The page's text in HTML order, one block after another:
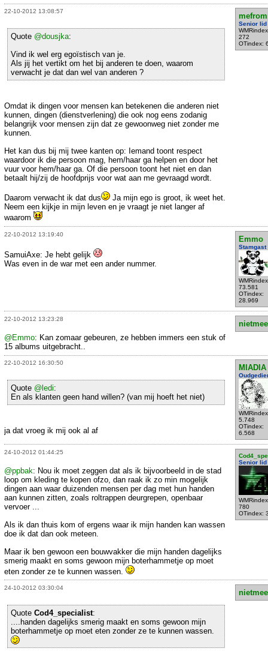
22-10-2012 13:08:57
Senior lid
272
OTindex:
Quote @dousjka:
Vind ik wel erg egoïstisch van je.
Als jij het vertikt om het bij anderen te doen, waarom
verwacht je dat dan wel van anderen ?
Omdat ik dingen voor mensen kan betekenen die anderen niet
kunnen, dingen (dienstverlening) die ook nog eens zodanig
belangrijk voor mensen zijn dat ze gewoonweg niet zonder me
kunnen.
Het kan dus bij mij twee kanten op: Iemand toont respect
waardoor ik die persoon mag, hem/haar ga helpen en door het
vuur voor hem/haar ga. Of die persoon toont het niet en dan
betaalt hij/zij de hoofdprijs voor wat aan me gevraagd wordt.
Daarom verwacht ik dat dus
Ja mijn ego is groot, ik weet het.
Neem een kijkje in mijn leven en je vraagt je niet langer af
waarom
22-10-2012 13:19:40
Emmo
Stamgast
73.581
OTindex:
28.969
SamuiAxe: Je hebt gelijk
Was even in de war met een ander nummer.
22-10-2012 13:23:28
@Emmo: Kan zomaar gebeuren, ze hebben immers een stuk of
15 albums uitgebracht..
22-10-2012 16:30:50
MIADIA
5.748
OTindex:
6.568
Quote @ledi:
En als klanten geen hand willen? (van mij hoeft het niet)
ja dat vroeg ik mij ook al af
24-10-2012 01:44:25
Senior lid
780
OTindex:
@ppbak: Nou ik moet zeggen dat als ik bijvoorbeeld in de stad
loop om kleding te kopen ofzo, dan raak ik zo min mogelijk
dingen aan waar duizenden mensen per dag met hun handen
aan kunnen zitten, zoals roltrappen deurgrepen, openbaar
vervoer ...
Als ik dan thuis kom of ergens waar ik mijn handen kan wassen
doe ik dat dan ook meteen.
Maar ik ben gewoon een bouwvakker die mijn handen dagelijks
smerig maakt en soms gewoon mijn boterhammetje op moet
eten zonder ze te kunnen wassen.
24-10-2012 03:30:04
Quote Cod4_specialist:
....handen dagelijks smerig maakt en soms gewoon mijn
boterhammetje op moet eten zonder ze te kunnen wassen.